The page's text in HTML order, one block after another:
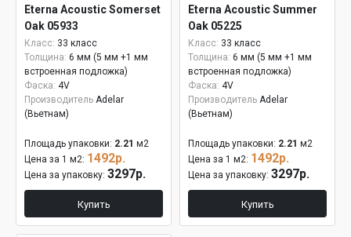
Eterna Acoustic Somerset
Oak 05933
Класс: 33 класс
Толщина: 6 мм (5 мм +1 мм
встроенная подложка)
Фаска: 4V
Производитель Adelar
(Вьетнам)
Площадь упаковки: 2.21 м2
Цена за 1 м2: 1492р.
Цена за упаковку: 3297р.
Купить
Eterna Acoustic Summer
Oak 05225
Класс: 33 класс
Толщина: 6 мм (5 мм +1 мм
встроенная подложка)
Фаска: 4V
Производитель Adelar
(Вьетнам)
Площадь упаковки: 2.21 м2
Цена за 1 м2: 1492р.
Цена за упаковку: 3297р.
Купить